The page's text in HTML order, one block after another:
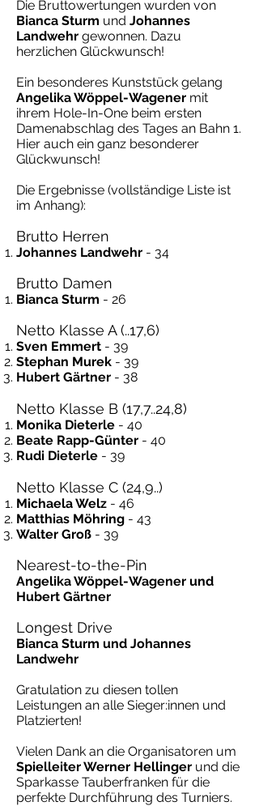
Die Bruttowertungen wurden von
Bianca Sturm und Johannes
Landwehr gewonnen. Dazu
herzlichen Glückwunsch!
Ein besonderes Kunststück gelang
Angelika Wöppel-Wagener mit
ihrem Hole-In-One beim ersten
Damenabschlag des Tages an Bahn 1.
Hier auch ein ganz besonderer
Glückwunsch!
Die Ergebnisse (vollständige Liste ist
im Anhang):
Brutto Herren
Johannes Landwehr - 34
Brutto Damen
Bianca Sturm - 26
Netto Klasse A (..17,6)
Sven Emmert - 39
Stephan Murek - 39
Hubert Gärtner - 38
Netto Klasse B (17,7..24,8)
Monika Dieterle - 40
Beate Rapp-Günter - 40
Rudi Dieterle - 39
Netto Klasse C (24,9..)
Michaela Welz - 46
Matthias Möhring - 43
Walter Groß - 39
Nearest-to-the-Pin
Angelika Wöppel-Wagener und
Hubert Gärtner
Longest Drive
Bianca Sturm und Johannes
Landwehr
Gratulation zu diesen tollen
Leistungen an alle Sieger:innen und
Platzierten!
Vielen Dank an die Organisatoren um
Spielleiter Werner Hellinger und die
Sparkasse Tauberfranken für die
perfekte Durchführung des Turniers.